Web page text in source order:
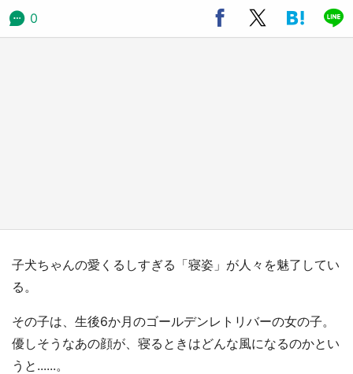
の「猫猫像」も【8／1～10／26】
0
子犬ちゃんの愛くるしすぎる「寝姿」が人々を魅了してい
る。
その子は、生後6か月のゴールデンレトリバーの女の子。
優しそうなあの顔が、寝るときはどんな風になるのかとい
うと......。